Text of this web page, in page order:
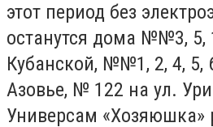
этот период без
останутся дома №№3, 5,
Кубанской, №№1, 2, 4, 5,
Азовье, № 122 на ул.
Универсам «Хозяюшка»